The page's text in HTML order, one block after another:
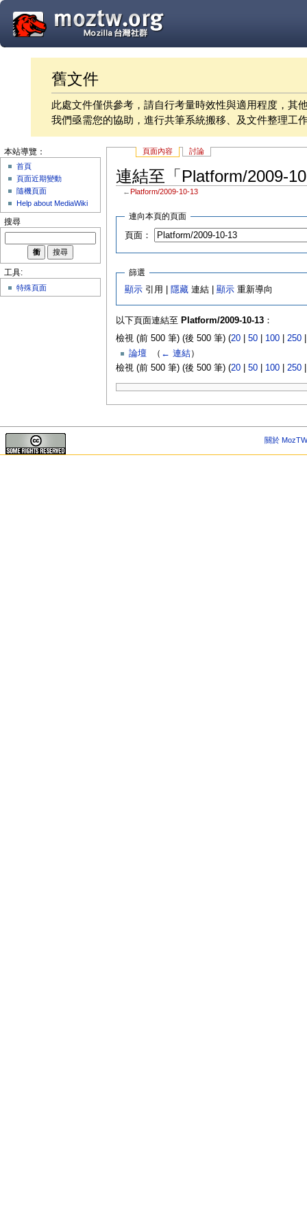
舊文件
此處文件僅供參考，請自行考量時效性與適用程度，其
我們亟需您的協助，進行共筆系統搬移、及文件整理工
頁面內容 討論
連結至「Platform/2009-
← Platform/2009-10-13
連向本頁的頁面
頁面：
篩選
顯示 引用 | 隱藏 連結 |顯示 重新導向
以下頁面連結至 Platform/2009-10-13：
檢視 (前 500 筆) (後 500 筆) (20| 50| 100| 250
論壇
（ ← 連結）
檢視 (前 500 筆) (後 500 筆) (20| 50| 100| 250
本站導覽：
首頁
頁面近期變動
隨機頁面
Help about MediaWiki
搜尋
工具:
特殊頁面
關於